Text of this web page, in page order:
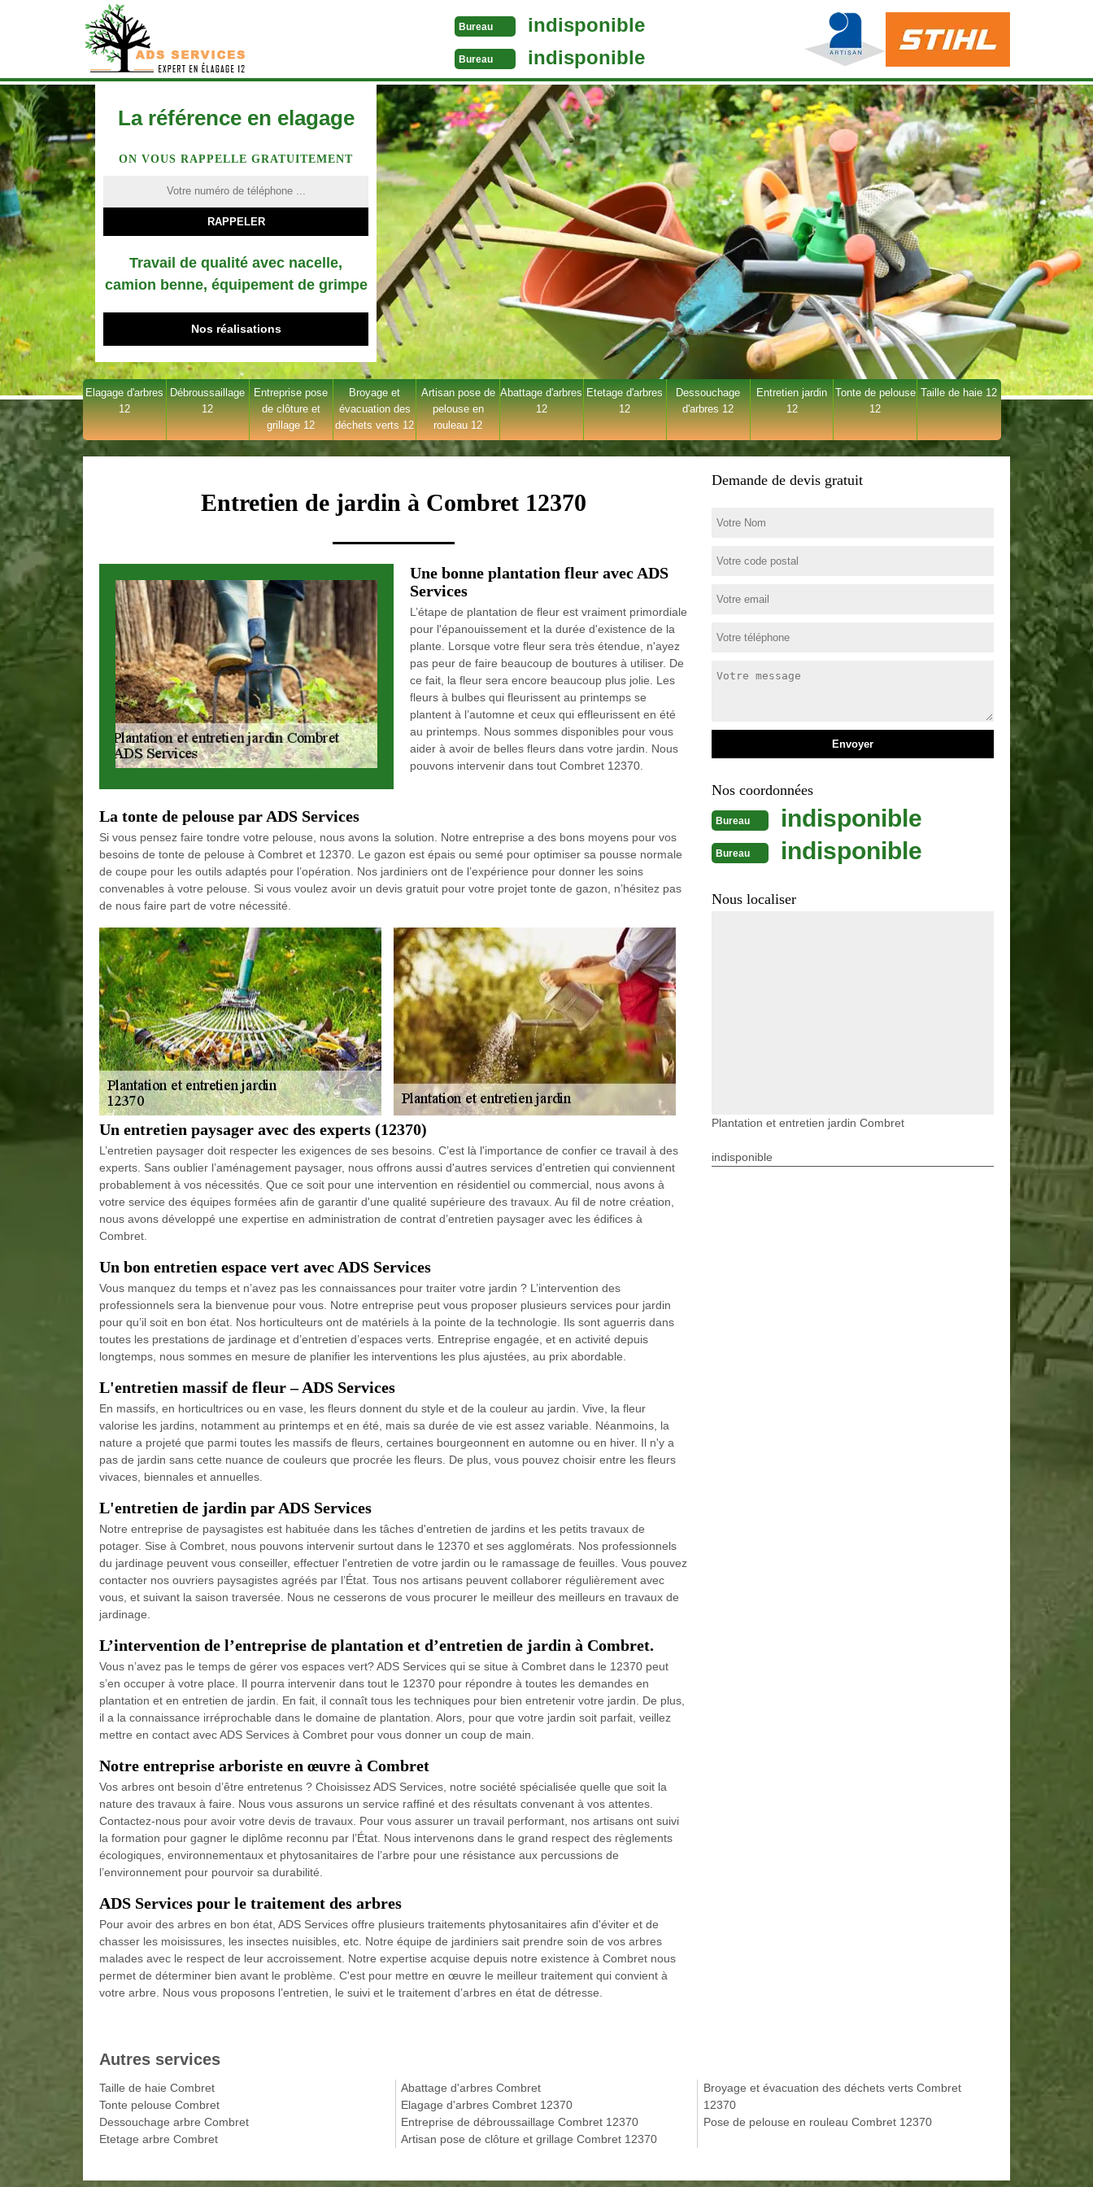
Bureau indisponible
Bureau indisponible
La référence en elagage
ON VOUS RAPPELLE GRATUITEMENT
Travail de qualité avec nacelle,
camion benne, équipement de grimpe
Nos réalisations
Elagage d'arbres
12
Débroussaillage
12
Entreprise pose
de clôture et
grillage 12
Broyage et
évacuation des
déchets verts 12
Artisan pose de
pelouse en
rouleau 12
Abattage d'arbres
12
Etetage d'arbres
12
Dessouchage
d'arbres 12
Entretien jardin
12
Tonte de pelouse
12
Taille de haie 12
Entretien de jardin à Combret 12370
Une bonne plantation fleur avec ADS
Services
L’étape de plantation de fleur est vraiment primordiale
pour l'épanouissement et la durée d'existence de la
plante. Lorsque votre fleur sera très étendue, n'ayez
pas peur de faire beaucoup de boutures à utiliser. De
ce fait, la fleur sera encore beaucoup plus jolie. Les
fleurs à bulbes qui fleurissent au printemps se
plantent à l’automne et ceux qui effleurissent en été
au printemps. Nous sommes disponibles pour vous
aider à avoir de belles fleurs dans votre jardin. Nous
pouvons intervenir dans tout Combret 12370.
La tonte de pelouse par ADS Services
Si vous pensez faire tondre votre pelouse, nous avons la solution. Notre entreprise a des bons moyens pour vos
besoins de tonte de pelouse à Combret et 12370. Le gazon est épais ou semé pour optimiser sa pousse normale
de coupe pour les outils adaptés pour l’opération. Nos jardiniers ont de l’expérience pour donner les soins
convenables à votre pelouse. Si vous voulez avoir un devis gratuit pour votre projet tonte de gazon, n’hésitez pas
de nous faire part de votre nécessité.
Un entretien paysager avec des experts (12370)
L’entretien paysager doit respecter les exigences de ses besoins. C’est là l'importance de confier ce travail à des
experts. Sans oublier l’aménagement paysager, nous offrons aussi d'autres services d’entretien qui conviennent
probablement à vos nécessités. Que ce soit pour une intervention en résidentiel ou commercial, nous avons à
votre service des équipes formées afin de garantir d'une qualité supérieure des travaux. Au fil de notre création,
nous avons développé une expertise en administration de contrat d’entretien paysager avec les édifices à
Combret.
Un bon entretien espace vert avec ADS Services
Vous manquez du temps et n’avez pas les connaissances pour traiter votre jardin ? L’intervention des
professionnels sera la bienvenue pour vous. Notre entreprise peut vous proposer plusieurs services pour jardin
pour qu’il soit en bon état. Nos horticulteurs ont de matériels à la pointe de la technologie. Ils sont aguerris dans
toutes les prestations de jardinage et d’entretien d’espaces verts. Entreprise engagée, et en activité depuis
longtemps, nous sommes en mesure de planifier les interventions les plus ajustées, au prix abordable.
L'entretien massif de fleur – ADS Services
En massifs, en horticultrices ou en vase, les fleurs donnent du style et de la couleur au jardin. Vive, la fleur
valorise les jardins, notamment au printemps et en été, mais sa durée de vie est assez variable. Néanmoins, la
nature a projeté que parmi toutes les massifs de fleurs, certaines bourgeonnent en automne ou en hiver. Il n'y a
pas de jardin sans cette nuance de couleurs que procrée les fleurs. De plus, vous pouvez choisir entre les fleurs
vivaces, biennales et annuelles.
L'entretien de jardin par ADS Services
Notre entreprise de paysagistes est habituée dans les tâches d'entretien de jardins et les petits travaux de
potager. Sise à Combret, nous pouvons intervenir surtout dans le 12370 et ses agglomérats. Nos professionnels
du jardinage peuvent vous conseiller, effectuer l'entretien de votre jardin ou le ramassage de feuilles. Vous pouvez
contacter nos ouvriers paysagistes agréés par l’État. Tous nos artisans peuvent collaborer régulièrement avec
vous, et suivant la saison traversée. Nous ne cesserons de vous procurer le meilleur des meilleurs en travaux de
jardinage.
L’intervention de l’entreprise de plantation et d’entretien de jardin à Combret.
Vous n’avez pas le temps de gérer vos espaces vert? ADS Services qui se situe à Combret dans le 12370 peut
s’en occuper à votre place. Il pourra intervenir dans tout le 12370 pour répondre à toutes les demandes en
plantation et en entretien de jardin. En fait, il connaît tous les techniques pour bien entretenir votre jardin. De plus,
il a la connaissance irréprochable dans le domaine de plantation. Alors, pour que votre jardin soit parfait, veillez
mettre en contact avec ADS Services à Combret pour vous donner un coup de main.
Notre entreprise arboriste en œuvre à Combret
Vos arbres ont besoin d’être entretenus ? Choisissez ADS Services, notre société spécialisée quelle que soit la
nature des travaux à faire. Nous vous assurons un service raffiné et des résultats convenant à vos attentes.
Contactez-nous pour avoir votre devis de travaux. Pour vous assurer un travail performant, nos artisans ont suivi
la formation pour gagner le diplôme reconnu par l’État. Nous intervenons dans le grand respect des règlements
écologiques, environnementaux et phytosanitaires de l’arbre pour une résistance aux percussions de
l’environnement pour pourvoir sa durabilité.
ADS Services pour le traitement des arbres
Pour avoir des arbres en bon état, ADS Services offre plusieurs traitements phytosanitaires afin d'éviter et de
chasser les moisissures, les insectes nuisibles, etc. Notre équipe de jardiniers sait prendre soin de vos arbres
malades avec le respect de leur accroissement. Notre expertise acquise depuis notre existence à Combret nous
permet de déterminer bien avant le problème. C'est pour mettre en œuvre le meilleur traitement qui convient à
votre arbre. Nous vous proposons l’entretien, le suivi et le traitement d’arbres en état de détresse.
Demande de devis gratuit
Nos coordonnées
Bureau indisponible
Bureau indisponible
Nous localiser
Plantation et entretien jardin Combret
indisponible
Autres services
Taille de haie Combret
Tonte pelouse Combret
Dessouchage arbre Combret
Etetage arbre Combret
Abattage d'arbres Combret
Elagage d'arbres Combret 12370
Entreprise de débroussaillage Combret 12370
Artisan pose de clôture et grillage Combret 12370
Broyage et évacuation des déchets verts Combret
12370
Pose de pelouse en rouleau Combret 12370